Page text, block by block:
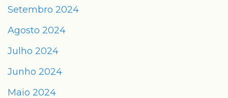
Setembro 2024
Agosto 2024
Julho 2024
Junho 2024
Maio 2024